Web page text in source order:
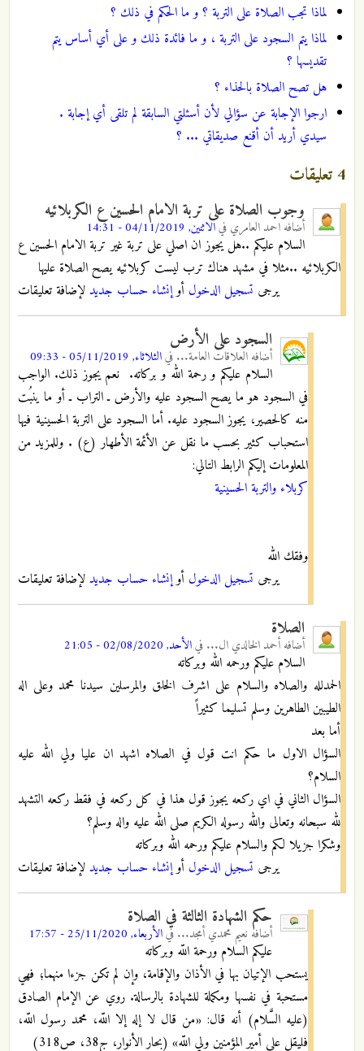
لماذا تجب الصلاة على التربة ؟ و ما الحكم في ذلك ؟
لماذا يتم السجود على التربة ، و ما فائدة ذلك و على أي أساس يتم
تقديسها ؟
هل تصح الصلاة بالحذاء ؟
ارجوا الإجابة عن سؤالي لأن أسئلتي السابقة لم تلقى أي إجابة .
سيدي أريد أن أقنع صديقاتي ... ؟
4 تعليقات
وجوب الصلاة على تربة الامام الحسين ع الكربلائيه
أضافه احمد العامري فيالاثنين, 04/11/2019 - 14:31
السلام عليكم ..هل يجوز ان اصلي على تربة غير تربة الامام الحسين ع
الكربلائيه ..مثلا في مشهد هناك ترب ليست كربلائيه يصح الصلاة عليها
يرجى تسجيل الدخول أوإنشاء حساب جديد لإضافة تعليقات
السجود على الأرض
أضافه العلاقات العامة... فيالثلاثاء, 05/11/2019 - 09:33
السلام عليكم و رحمة الله و بركاته. نعم يجوز ذلك. الواجب
في السجود هو ما يصح السجود عليه والأرض ـ التراب ـ أو ما ينبُت
منه كالحصير، يجوز السجود عليه. أما السجود على التربة الحسينية فيها
استحباب كثير بحسب ما نقل عن الأئمة الأطهار (ع) . وللمزيد من
المعلومات إليكم الرابط التالي:
كربلاء والتربة الحسينية
وفقك الله
يرجى تسجيل الدخول أوإنشاء حساب جديد لإضافة تعليقات
الصلاة
أضافهأحمد الخالدي ال... فيالأحد, 02/08/2020 - 21:05
السلام عليكم ورحمه الله وبركاته
الحمدلله والصلاه والسلام على اشرف الخلق والمرسلين سيدنا محمد وعلى اله
الطيبين الطاهرين وسلم تسليما كثيراً
أما بعد
السؤال الاول ما حكم انت قول في الصلاه اشهد ان عليا ولي الله عليه
السلام؟
السؤال الثاني في اي ركعه يجوز قول هذا في كل ركعه في فقط ركعه التشهد
لله سبحانه وتعالى والله رسوله الكريم صلى الله عليه واله وسلم؟
وشكرا جزيلا لكم والسلام عليكم ورحمه الله وبركاته
يرجى تسجيل الدخول أوإنشاء حساب جديد لإضافة تعليقات
حكم الشهادة الثالثة في الصلاة
أضافه نعيم محمدي أمجد... فيالأربعاء, 25/11/2020 - 17:57
عليكم السلام ورحمة اللّه وبركاته
يستحب الإتيان بها في الأذان والإقامة، وإن لم تكن جزءا منهما؛ فهي
مستحبة في نفسها ومكملة للشهادة بالرسالة. روي عن الإمام الصادق
(عليه السَّلام) أنه قال: «من قال لا إله إلا اللّه، محمد رسول اللّه،
فليقل علي أمير المؤمنين ولي اللّه» (بحار الأنوار، ج38، ص318)